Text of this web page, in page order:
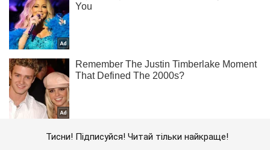
Тисни! Підписуйся! Читай тільки найкраще!